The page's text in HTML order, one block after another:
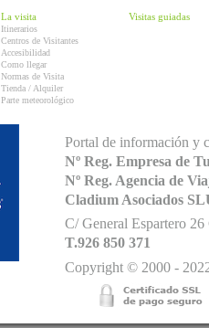
La visita
Itinerarios
Centros de Visitantes
Accesibilidad
Como llegar
Normas de Visita
Tienda / Alquiler
Parte meteorológico
Visitas guiadas
Portal de información y
Nº Reg. Empresa de
Nº Reg. Agencia de
Cladium Asociados
C/ General Espartero
T.926 850 371
Copyright © 2000 -